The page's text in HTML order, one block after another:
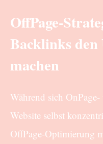
OffPage-
Backlinks
machen
Während sich
Website selbst
OffPage-Optimierung